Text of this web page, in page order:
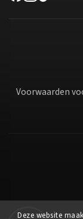
Deze website
Voorwaarden